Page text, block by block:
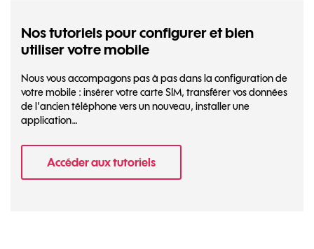
Nos tutoriels pour configurer et bien
utiliser votre mobile
Nous vous accompagons pas à pas dans la configuration de
votre mobile : insérer votre carte SIM, transférer vos données
de l’ancien téléphone vers un nouveau, installer une
application…
Accéder aux tutoriels- Nos tutoriels pour configurer et bien